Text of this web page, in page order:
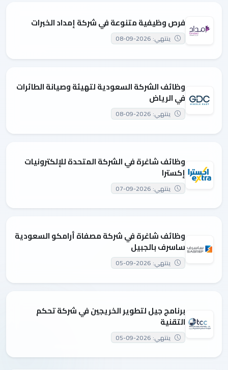
فرص وظيفية متنوعة في شركة إمداد الخبرات
ينتهي: 2026-09-08
وظائف الشركة السعودية لتهيئة وصيانة الطائرات
في الرياض
ينتهي: 2026-09-08
وظائف شاغرة في الشركة المتحدة للإلكترونيات
إكسترا
ينتهي: 2026-09-07
وظائف شاغرة في شركة مصفاة أرامكو السعودية
ساسرف بالجبيل
ينتهي: 2026-09-05
برنامج جيل لتطوير الخريجين في شركة تحكم
التقنية
ينتهي: 2026-09-05